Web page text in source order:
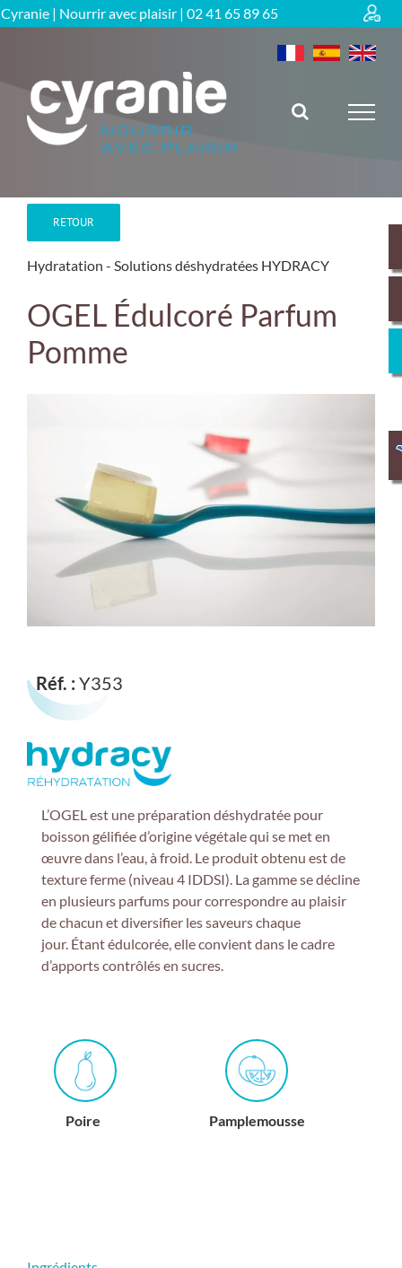
Passer
au
Cyranie | Nourrir avec plaisir | 02 41 65 89 65
OGEL Édulcoré Parfum
Pomme
RETOUR
Réf. : Y353
L’OGEL est une préparation déshydratée pour
boisson gélifiée d’origine végétale qui se met en
œuvre dans l’eau, à froid. Le produit obtenu est de
texture ferme (niveau 4 IDDSI). La gamme se décline
en plusieurs parfums pour correspondre au plaisir
de chacun et diversifier les saveurs chaque
jour.Étantédulcorée, elle convient dans le cadre
d’apports contrôlés en sucres.
Poire Pamplemousse
Hydratation Solutions déshydratées HYDRACY